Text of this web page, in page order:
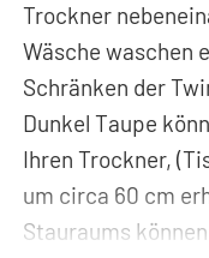
Trockner
Wäsche waschen
Schränken der
Dunkel Taupe
Ihren Trockner,
um circa 60 cm
Stauraums